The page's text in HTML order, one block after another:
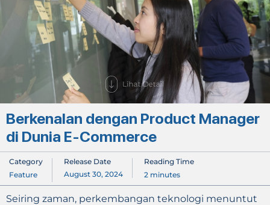
Berkenalan dengan Product Manager
di Dunia E-Commerce
Category
Feature
Release Date
August 30, 2024
Reading Time
2 minutes
Seiring zaman, perkembangan teknologi menuntut